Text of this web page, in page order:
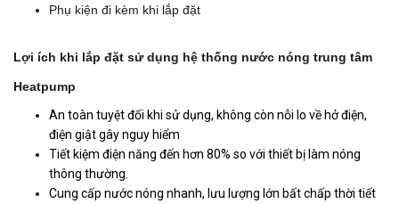
Phụ kiện đi kèm khi lắp đặt
Lợi ích khi lắp đặt sử dụng hệ thống nước nóng trung tâm
Heatpump
An toàn tuyệt đối khi sử dụng, không còn nỗi lo về hở điện,
điện giật gây nguy hiểm
Tiết kiệm điện năng đến hơn 80% so với thiết bị làm nóng
thông thường.
Cung cấp nước nóng nhanh, lưu lượng lớn bất chấp thời tiết